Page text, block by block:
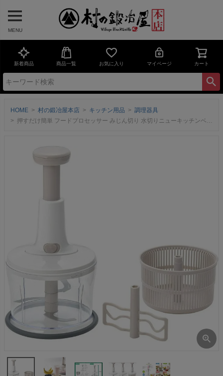
MENU
新着商品 商品一覧 お気に入り マイページ カート
HOME 村の鍛冶屋本店 キッチン用品
調理器具
押すだけ簡単 フードプロセッサー みじん切り 水切りニューキッチンベーシック SJ3133押すだけでかんたん時短クッキング！ ヨシカワ